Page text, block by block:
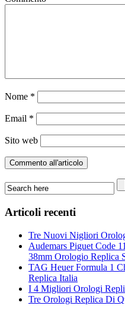
Nome *
Email *
Sito web
Articoli recenti
Tre Nuovi Nigliori
Audemars Piguet Code
38mm Orologio Replica
TAG Heuer Formula 1
Replica Italia
I 4 Migliori Orologi
Tre Orologi Replica Di